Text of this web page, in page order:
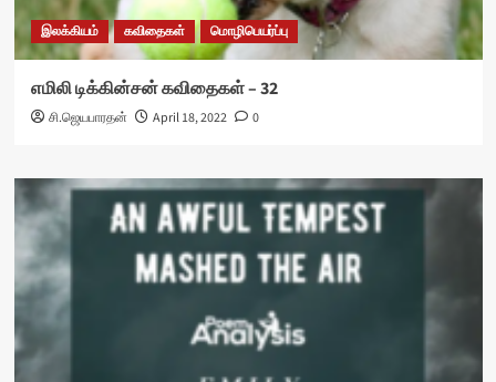
இலக்கியம் கவிதைகள் மொழிபெயர்ப்பு
எமிலி டிக்கின்சன் கவிதைகள் – 32
சி.ஜெயபாரதன் April 18, 2022 0